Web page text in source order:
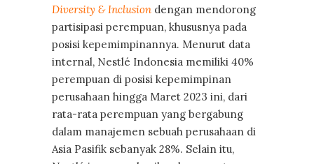
Diversity & Inclusion dengan mendorong
partisipasi perempuan, khususnya pada
posisi kepemimpinannya. Menurut data
internal, Nestlé Indonesia memiliki 40%
perempuan di posisi kepemimpinan
perusahaan hingga Maret 2023 ini, dari
rata-rata perempuan yang bergabung
dalam manajemen sebuah perusahaan di
Asia Pasifik sebanyak 28%. Selain itu,